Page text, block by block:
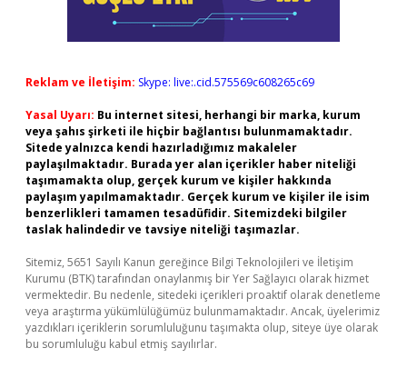
Reklam ve İletişim: Skype: live:.cid.575569c608265c69
Yasal Uyarı: Bu internet sitesi, herhangi bir marka, kurum
veya şahıs şirketi ile hiçbir bağlantısı bulunmamaktadır.
Sitede yalnızca kendi hazırladığımız makaleler
paylaşılmaktadır. Burada yer alan içerikler haber niteliği
taşımamakta olup, gerçek kurum ve kişiler hakkında
paylaşım yapılmamaktadır. Gerçek kurum ve kişiler ile isim
benzerlikleri tamamen tesadüfidir. Sitemizdeki bilgiler
taslak halindedir ve tavsiye niteliği taşımazlar.
Sitemiz, 5651 Sayılı Kanun gereğince Bilgi Teknolojileri ve İletişim
Kurumu (BTK) tarafından onaylanmış bir Yer Sağlayıcı olarak hizmet
vermektedir. Bu nedenle, sitedeki içerikleri proaktif olarak denetleme
veya araştırma yükümlülüğümüz bulunmamaktadır. Ancak, üyelerimiz
yazdıkları içeriklerin sorumluluğunu taşımakta olup, siteye üye olarak
bu sorumluluğu kabul etmiş sayılırlar.